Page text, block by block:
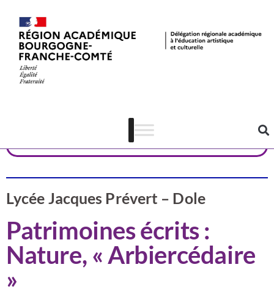
ÉDD & ÉAC
Lycée Jacques Prévert – Dole
Patrimoines écrits :
Nature, « Arbiercédaire
»